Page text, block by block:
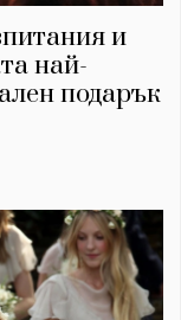
и
най-
подарък